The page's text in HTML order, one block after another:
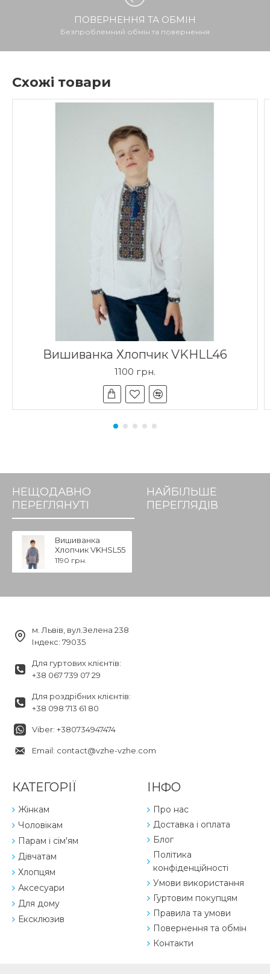
ПОВЕРНЕННЯ ТА ОБМІН
Безпроблемний обмін та повернення
Схожі товари
Вишиванка Хлопчик VKHLL46
1100 грн.
НЕЩОДАВНО
ПЕРЕГЛЯНУТІ
НАЙБІЛЬШЕ
ПЕРЕГЛЯДІВ
Вишиванка
Хлопчик VKHSL55
1190 грн.
м. Львів, вул.Зелена 238
Індекс: 79035
Для гуртових клієнтів:
+38 067 739 07 29
Для роздрібних клієнтів:
+38 098 713 61 80
Viber: +380734947474
Email: contact@vzhe-vzhe.com
КАТЕГОРІЇ
Жінкам
Чоловікам
Парам і сім'ям
Дівчатам
Хлопцям
Аксесуари
Для дому
Ексклюзив
ІНФО
Про нас
Доставка і оплата
Блог
Політика
конфіденційності
Умови використання
Гуртовим покупцям
Правила та умови
Повернення та обмін
Контакти